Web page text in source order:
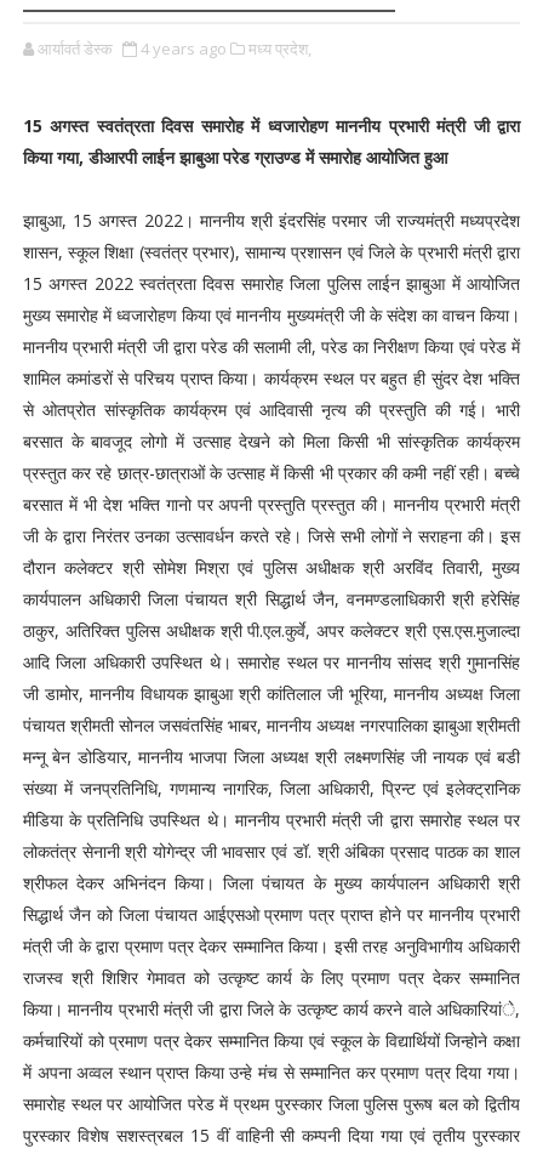
आर्यावर्त डेस्क 4 years ago मध्य प्रदेश,
15 अगस्त स्वतंत्रता दिवस समारोह में ध्वजारोहण माननीय प्रभारी मंत्री जी द्वारा
किया गया, डीआरपी लाईन झाबुआ परेड ग्राउण्ड में समारोह आयोजित हुआ
झाबुआ, 15 अगस्त 2022। माननीय श्री इंदरसिंह परमार जी राज्यमंत्री मध्यप्रदेश
शासन, स्कूल शिक्षा (स्वतंत्र प्रभार), सामान्य प्रशासन एवं जिले के प्रभारी मंत्री द्वारा
15 अगस्त 2022 स्वतंत्रता दिवस समारोह जिला पुलिस लाईन झाबुआ में आयोजित
मुख्य समारोह में ध्वजारोहण किया एवं माननीय मुख्यमंत्री जी के संदेश का वाचन किया।
माननीय प्रभारी मंत्री जी द्वारा परेड की सलामी ली, परेड का निरीक्षण किया एवं परेड में
शामिल कमांडरों से परिचय प्राप्त किया। कार्यक्रम स्थल पर बहुत ही सुंदर देश भक्ति
से ओतप्रोत सांस्कृतिक कार्यक्रम एवं आदिवासी नृत्य की प्रस्तुति की गई। भारी
बरसात के बावजूद लोगो में उत्साह देखने को मिला किसी भी सांस्कृतिक कार्यक्रम
प्रस्तुत कर रहे छात्र-छात्राओं के उत्साह में किसी भी प्रकार की कमी नहीं रही। बच्चे
बरसात में भी देश भक्ति गानो पर अपनी प्रस्तुति प्रस्तुत की। माननीय प्रभारी मंत्री
जी के द्वारा निरंतर उनका उत्सावर्धन करते रहे। जिसे सभी लोगों ने सराहना की। इस
दौरान कलेक्टर श्री सोमेश मिश्रा एवं पुलिस अधीक्षक श्री अरविंद तिवारी, मुख्य
कार्यपालन अधिकारी जिला पंचायत श्री सिद्धार्थ जैन, वनमण्डलाधिकारी श्री हरेसिंह
ठाकुर, अतिरिक्त पुलिस अधीक्षक श्री पी.एल.कुर्वे, अपर कलेक्टर श्री एस.एस.मुजाल्दा
आदि जिला अधिकारी उपस्थित थे। समारोह स्थल पर माननीय सांसद श्री गुमानसिंह
जी डामोर, माननीय विधायक झाबुआ श्री कांतिलाल जी भूरिया, माननीय अध्यक्ष जिला
पंचायत श्रीमती सोनल जसवंतसिंह भाबर, माननीय अध्यक्ष नगरपालिका झाबुआ श्रीमती
मन्नू बेन डोडियार, माननीय भाजपा जिला अध्यक्ष श्री लक्ष्मणसिंह जी नायक एवं बडी
संख्या में जनप्रतिनिधि, गणमान्य नागरिक, जिला अधिकारी, प्रिन्ट एवं इलेक्ट्रानिक
मीडिया के प्रतिनिधि उपस्थित थे। माननीय प्रभारी मंत्री जी द्वारा समारोह स्थल पर
लोकतंत्र सेनानी श्री योगेन्द्र जी भावसार एवं डॉ. श्री अंबिका प्रसाद पाठक का शाल
श्रीफल देकर अभिनंदन किया। जिला पंचायत के मुख्य कार्यपालन अधिकारी श्री
सिद्धार्थ जैन को जिला पंचायत आईएसओ प्रमाण पत्र प्राप्त होने पर माननीय प्रभारी
मंत्री जी के द्वारा प्रमाण पत्र देकर सम्मानित किया। इसी तरह अनुविभागीय अधिकारी
राजस्व श्री शिशिर गेमावत को उत्कृष्ट कार्य के लिए प्रमाण पत्र देकर सम्मानित
किया। माननीय प्रभारी मंत्री जी द्वारा जिले के उत्कृष्ट कार्य करने वाले अधिकारियांे,
कर्मचारियों को प्रमाण पत्र देकर सम्मानित किया एवं स्कूल के विद्यार्थियों जिन्होने कक्षा
में अपना अव्वल स्थान प्राप्त किया उन्हे मंच से सम्मानित कर प्रमाण पत्र दिया गया।
समारोह स्थल पर आयोजित परेड में प्रथम पुरस्कार जिला पुलिस पुरूष बल को द्वितीय
पुरस्कार विशेष सशस्त्रबल 15 वीं वाहिनी सी कम्पनी दिया गया एवं तृतीय पुरस्कार